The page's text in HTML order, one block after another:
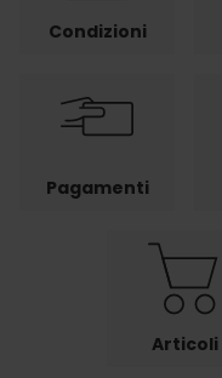
Condizioni
Pagamenti
Articoli